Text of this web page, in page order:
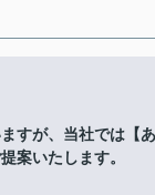
すが、当社では【
案いたします。